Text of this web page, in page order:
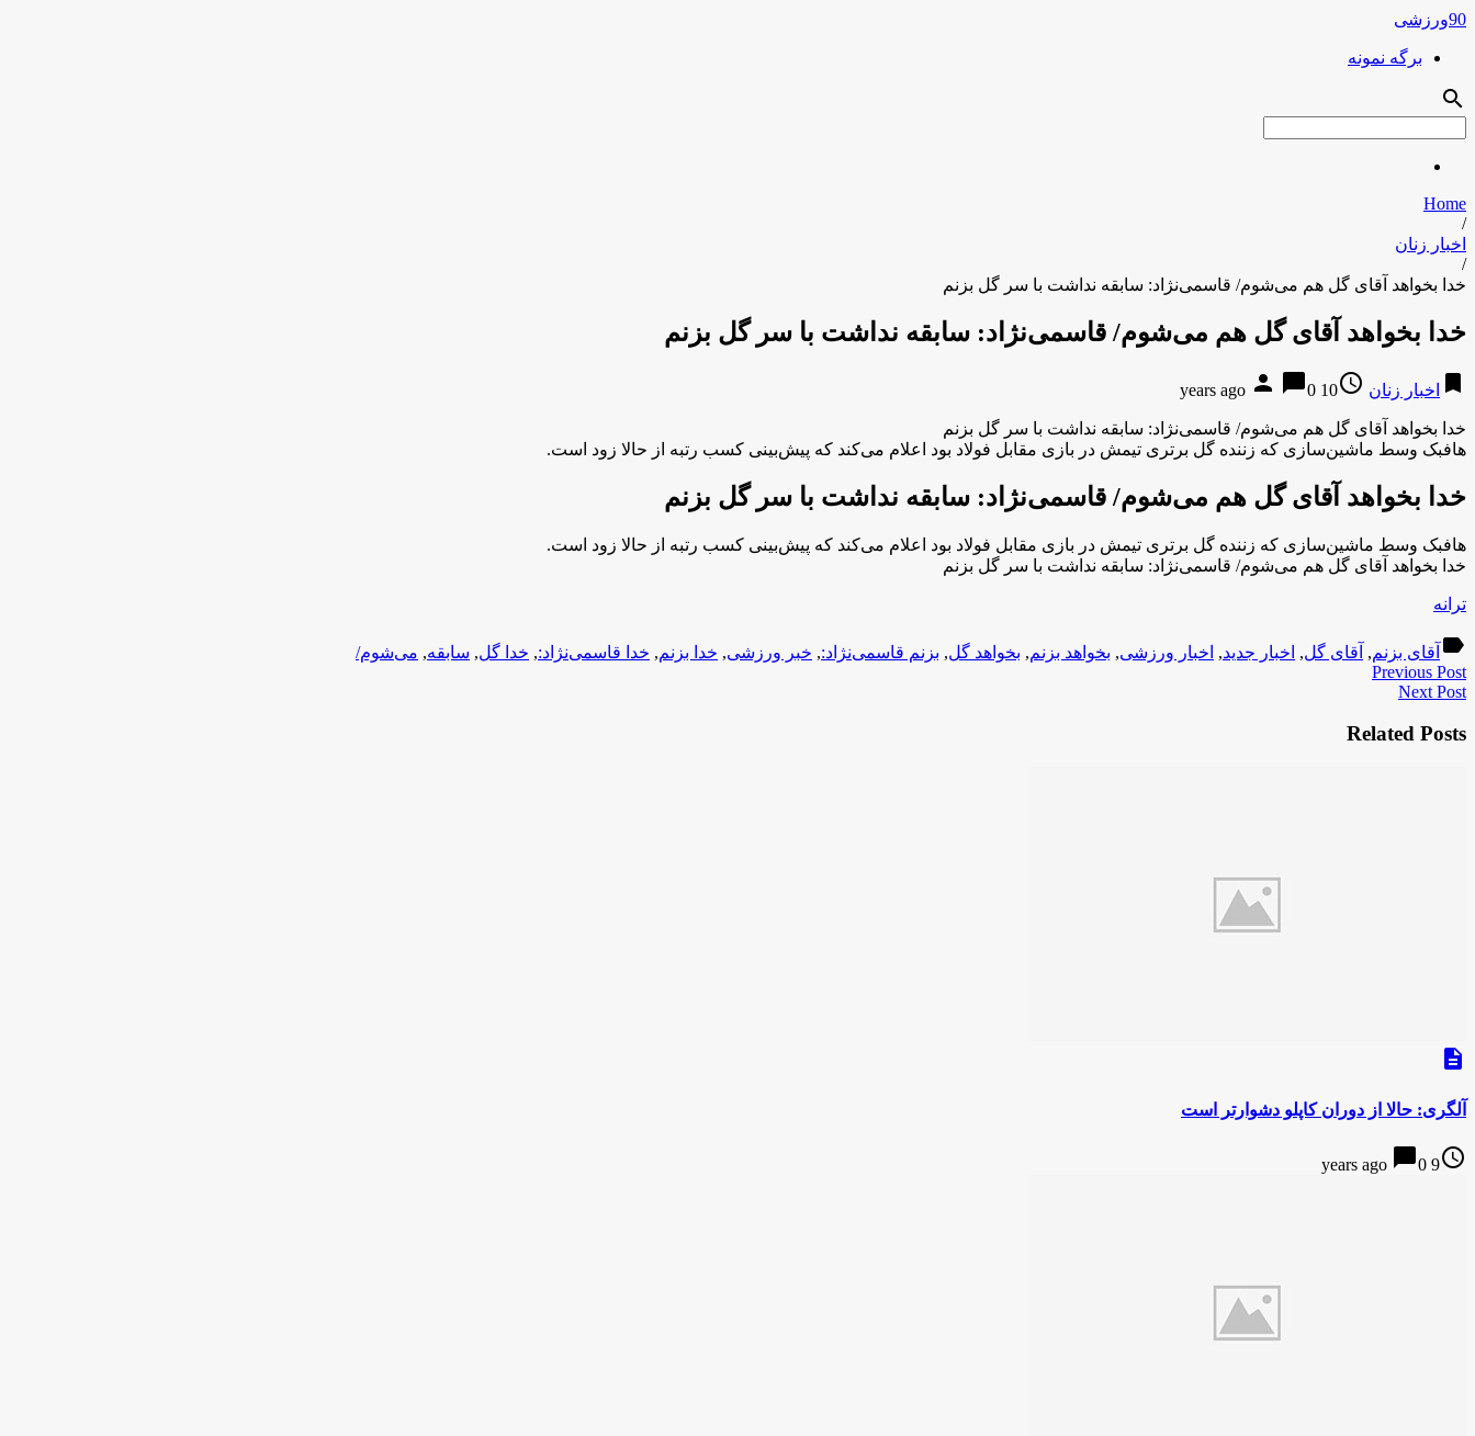
90ورزشی
برگه نمونه
search
Home
/
اخبار زنان
/
خدا بخواهد آقای گل هم می‌شوم/ قاسمی‌نژاد: سابقه نداشت با سر گل بزنم
خدا بخواهد آقای گل هم می‌شوم/ قاسمی‌نژاد: سابقه نداشت با سر گل بزنم
bookmark اخبار زنان access_time
10 years ago
person chat_bubble0
خدا بخواهد آقای گل هم می‌شوم/ قاسمی‌نژاد: سابقه نداشت با سر گل بزنم
هافبک وسط ماشین‌سازی که زننده گل برتری تیمش در بازی مقابل فولاد بود اعلام می‌کند که پیش‌بینی کسب رتبه از حالا زود است.
خدا بخواهد آقای گل هم می‌شوم/ قاسمی‌نژاد: سابقه نداشت با سر گل بزنم
هافبک وسط ماشین‌سازی که زننده گل برتری تیمش در بازی مقابل فولاد بود اعلام می‌کند که پیش‌بینی کسب رتبه از حالا زود است.
خدا بخواهد آقای گل هم می‌شوم/ قاسمی‌نژاد: سابقه نداشت با سر گل بزنم
ترانه
label آقای بزنم, آقای گل, اخبار جدید, اخبار ورزشی, بخواهد بزنم, بخواهد گل, بزنم قاسمی‌نژاد:, خبر ورزشی, خدا بزنم, خدا قاسمی‌نژاد:, خدا گل, سابقه, می‌شوم/
Previous Post
Next Post
Related Posts
description
آلگری: حالا از دوران کاپلو دشوارتر است
access_time
9 years ago
chat_bubble0